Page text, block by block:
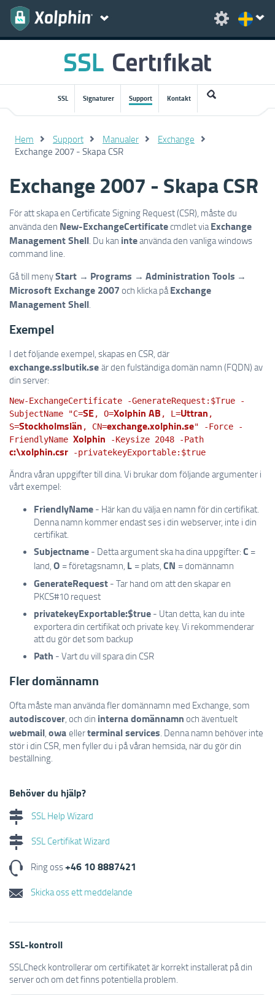
SSL Signaturer Support Kontakt
Hem Support Manualer Exchange
Exchange 2007 - Skapa CSR
Exchange 2007 - Skapa CSR
För att skapa en Certificate Signing Request (CSR), måste du
använda den New-ExchangeCertificatecmdlet viaExchange
Management Shell. Du kan inteanvända den vanliga windows
command line.
Gå till menyStart → Programs → Administration Tools →
Microsoft Exchange 2007 och klicka påExchange
Management Shell.
Exempel
I det följande exempel, skapas en CSR, där
exchange.sslbutik.se är den fulständiga domän namn (FQDN) av
din server:
New-ExchangeCertificate -GenerateRequest:$True -
SubjectName "C=SE, O=Xolphin AB , L=Uttran ,
S=Stockholmslän , CN=exchange.xolphin.se" -Force -
FriendlyName Xolphin -Keysize 2048 -Path
c:\xolphin.csr -privatekeyExportable:$true
Ändra våran uppgifter till dina. Vi brukar dom följande argumenter i
vårt exempel:
FriendlyName - Här kan du välja en namn för din certifikat.
Denna namn kommer endast ses i din webserver, inte i din
certifikat.
Subjectname - Detta argument ska ha dina uppgifter: C =
land, O = företagsnamn, L = plats, CN = domännamn
GenerateRequest - Tar hand om att den skapar en
PKCS#10 request
privatekeyExportable:$true - Utan detta, kan du inte
exportera din certifikat och private key. Vi rekommenderar
att du gör det som backup
Path - Vart du vill spara din CSR
Fler domännamn
Ofta måste man använda fler domännamn med Exchange, som
autodiscover, och din interna domännamn och äventuelt
webmail, owa ellerterminal services. Denna namn behöver inte
stör i din CSR, men fyller du i på våran hemsida, när du gör din
beställning.
Behöver du hjälp?
SSL Help Wizard
SSL Certifikat Wizard
Ring oss+46 10 8887421
Skicka oss ett meddelande
SSL-kontroll
SSLCheck kontrollerar om certifikatet är korrekt installerat på din
server och om det finns potentiella problem.